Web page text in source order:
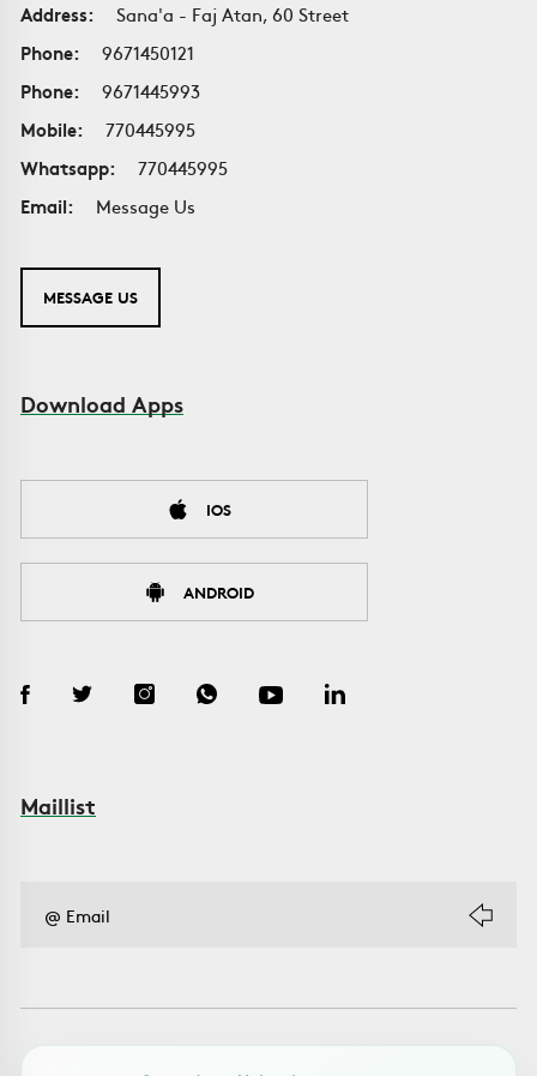
Address:
Sana'a - Faj Atan, 60 Street
Phone:
9671450121
Phone:
9671445993
Mobile:
770445995
Whatsapp:
770445995
Email:
Message Us
MESSAGE US
Download Apps
IOS
ANDROID
Maillist